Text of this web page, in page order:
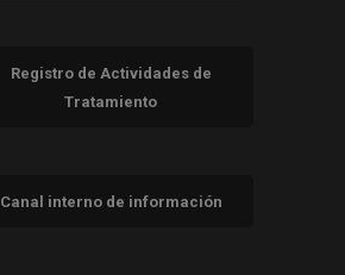
Registro de Actividades de
Tratamiento
Canal interno de información